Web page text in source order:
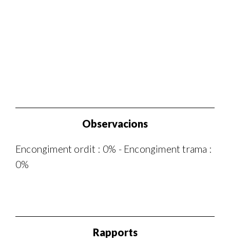
Observacions
Encongiment ordit : 0% - Encongiment trama :
0%
Rapports